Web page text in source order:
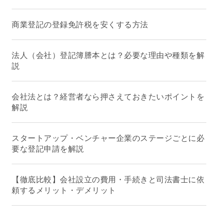
商業登記の登録免許税を安くする方法
法人（会社）登記簿謄本とは？必要な理由や種類を解
説
会社法とは？経営者なら押さえておきたいポイントを
解説
スタートアップ・ベンチャー企業のステージごとに必
要な登記申請を解説
【徹底比較】会社設立の費用・手続きと司法書士に依
頼するメリット・デメリット